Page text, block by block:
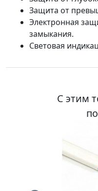
Защита от
Электронная
замыкания.
Световая
С этим